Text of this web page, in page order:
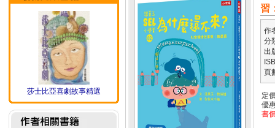
莎士比亞喜劇故事精選
習
作
分
出
頁
定
優
書